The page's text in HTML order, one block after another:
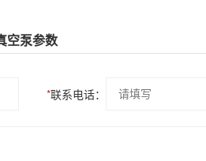
空泵参数
*联系电话：